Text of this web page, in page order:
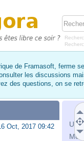
de Framasoft, ferme
les discussions
des questions, on se
Mot
Oct, 2017 09:42